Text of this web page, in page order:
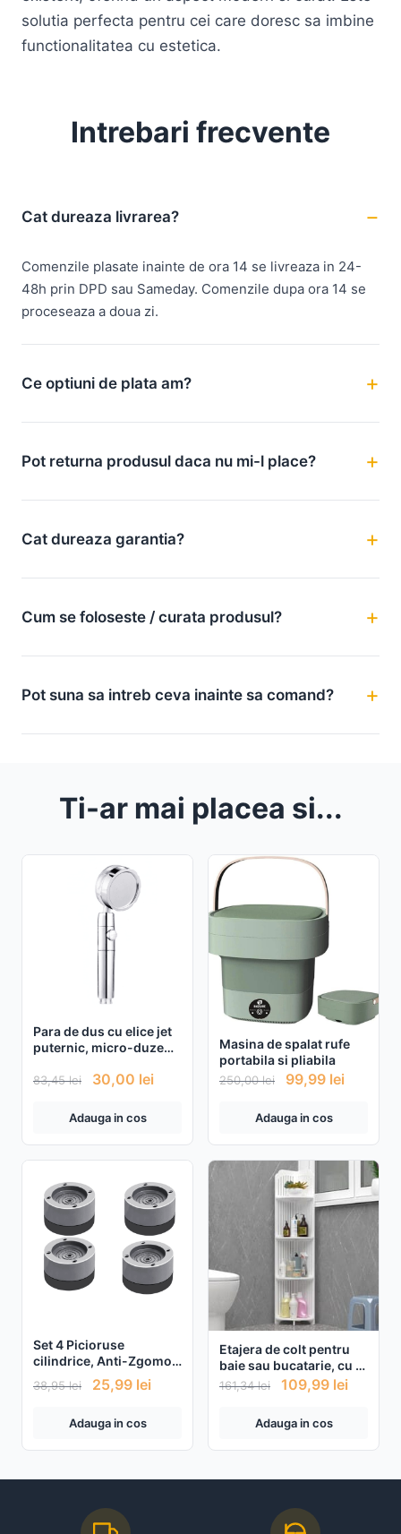
solutia perfecta pentru cei care doresc sa imbine
functionalitatea cu estetica.
Intrebari frecvente
Cat dureaza livrarea?
Comenzile plasate inainte de ora 14 se livreaza in 24-
48h prin DPD sau Sameday. Comenzile dupa ora 14 se
proceseaza a doua zi.
Ce optiuni de plata am?
Pot returna produsul daca nu mi-l place?
Cat dureaza garantia?
Cum se foloseste / curata produsul?
Pot suna sa intreb ceva inainte sa comand?
Ti-ar mai placea si...
Para de dus cu elice jet
puternic, micro-duze
jetului de apa
83,45lei 30,00 lei
Adauga in cos
Masina de spalat rufe
portabila si pliabila
250,00lei 99,99 lei
Adauga in cos
Set 4 Picioruse
cilindrice, Anti-Zgomot
si Antiderapante pentru
Masina de Spalat
38,95lei 25,99 lei
Adauga in cos
Etajera de colt pentru
baie sau bucatarie, cu 4
polite, 120cm
161,34lei 109,99 lei
Adauga in cos